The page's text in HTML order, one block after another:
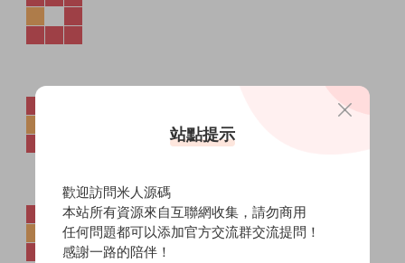
站點提示
歡迎訪問米人源碼
本站所有資源來自互聯網收集，請勿商用
任何問題都可以添加官方交流群交流提問！
感謝一路的陪伴！